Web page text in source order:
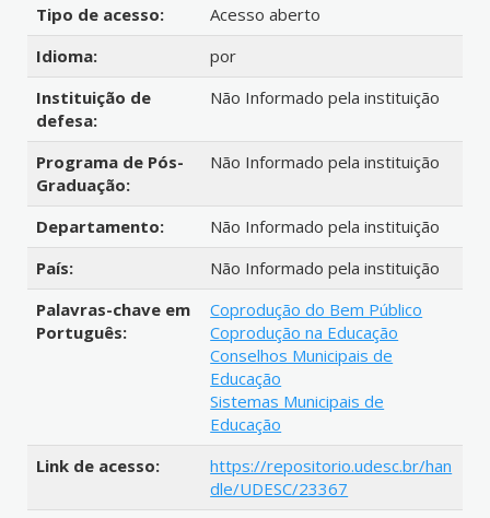
Tipo de acesso:
Acesso aberto
Idioma:
por
Instituição de
defesa:
Não Informado pela instituição
Programa de Pós-
Graduação:
Não Informado pela instituição
Departamento:
Não Informado pela instituição
País:
Não Informado pela instituição
Palavras-chave em
Português:
Coprodução do Bem Público
Coprodução na Educação
Conselhos Municipais de
Educação
Sistemas Municipais de
Educação
Link de acesso:
https://repositorio.udesc.br/han
dle/UDESC/23367